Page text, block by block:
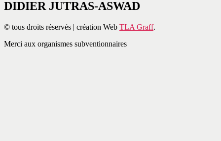
DIDIER JUTRAS-ASWAD
© tous droits réservés | création Web TLA Graff.
Merci aux organismes subventionnaires